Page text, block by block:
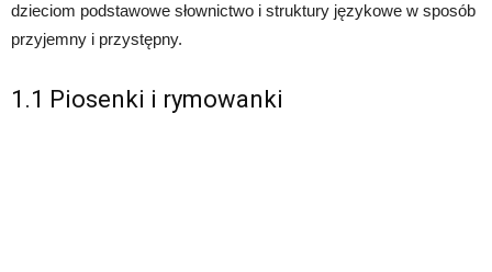
dzieciom podstawowe słownictwo i struktury językowe w sposób
przyjemny i przystępny.
1.1 Piosenki i rymowanki